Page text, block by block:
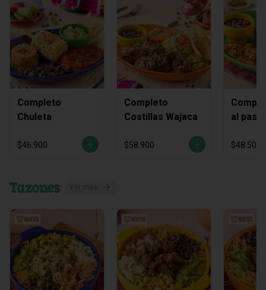
Completo
Chuleta
$46.900
Completo
Costillas Wajaca
$58.900
al
$48.500
Tazones Ver más